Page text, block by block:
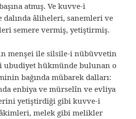
atmış. Ve kuvve-i
dalında âliheleri, sanemleri ve
semere vermiş, yetiştirmiş.
menşei ile silsile-i nübüvvetin
ubudiyet hükmünde bulunan o
bağında mübarek dalları:
enbiya ve mürselîn ve evliya
yetiştirdiği gibi kuvve-i
melek gibi melikler